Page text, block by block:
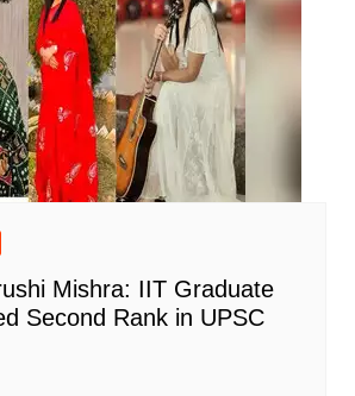
Mishra: IIT Graduate
Second Rank in UPSC